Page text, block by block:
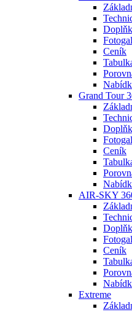
Ceník
Grand Tour
Ceník
AIR-SKY
Ceník
Extreme